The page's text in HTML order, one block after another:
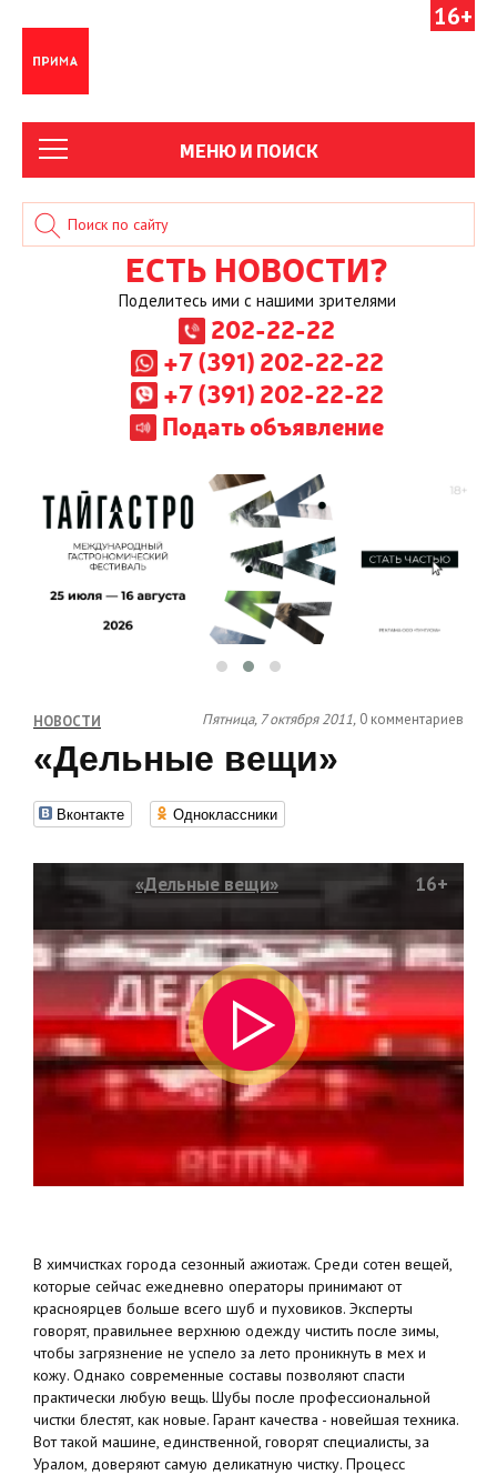
16+
МЕНЮ И ПОИСК
ЕСТЬ НОВОСТИ?
Поделитесь ими с нашими зрителями
202-22-22
+7 (391) 202-22-22
+7 (391) 202-22-22
Подать объявление
НОВОСТИ Пятница, 7 октября 2011, 0 комментариев
«Дельные вещи»
Вконтакте Одноклассники
«Дельные вещи» 16+
В химчистках города сезонный ажиотаж. Среди сотен вещей,
которые сейчас ежедневно операторы принимают от
красноярцев больше всего шуб и пуховиков. Эксперты
говорят, правильнее верхнюю одежду чистить после зимы,
чтобы загрязнение не успело за лето проникнуть в мех и
кожу. Однако современные составы позволяют спасти
практически любую вещь. Шубы после профессиональной
чистки блестят, как новые. Гарант качества - новейшая техника.
Вот такой машине, единственной, говорят специалисты, за
Уралом, доверяют самую деликатную чистку. Процесс